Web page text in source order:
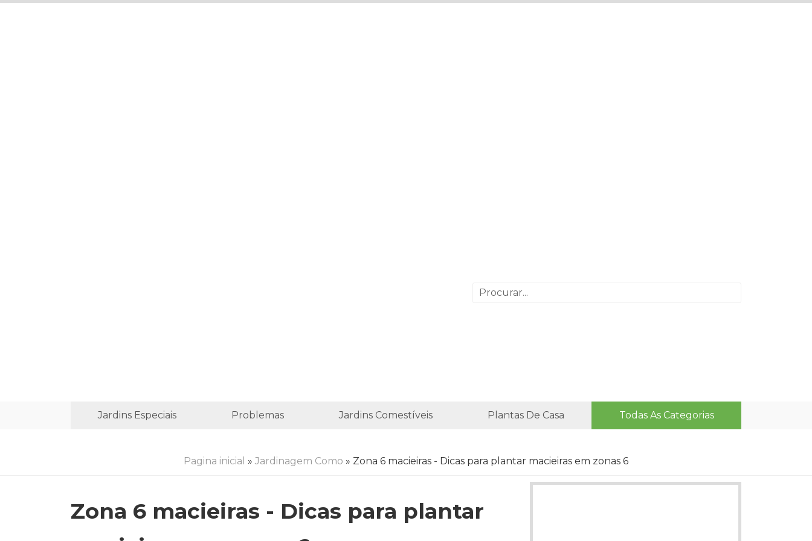
Jardins Especiais Problemas Jardins Comestíveis Plantas De Casa Todas As Categorias
Pagina inicial » Jardinagem Como » Zona 6 macieiras - Dicas para plantar macieiras em zonas 6
Zona 6 macieiras - Dicas para plantar